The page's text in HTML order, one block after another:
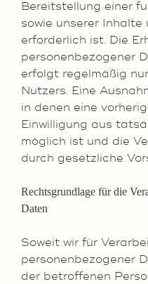
Bereitstellung einer
sowie unserer
erforderlich ist. Die
personenbezogener
erfolgt regelmäßig
Nutzers. Eine
in denen eine
Einwilligung aus
möglich ist und die
durch gesetzliche
Rechtsgrundlage für die
Daten
Soweit wir für
personenbezogener
der betroffenen